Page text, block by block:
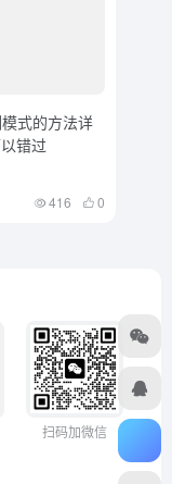
式的方法详
错过
416 0
扫码加微信